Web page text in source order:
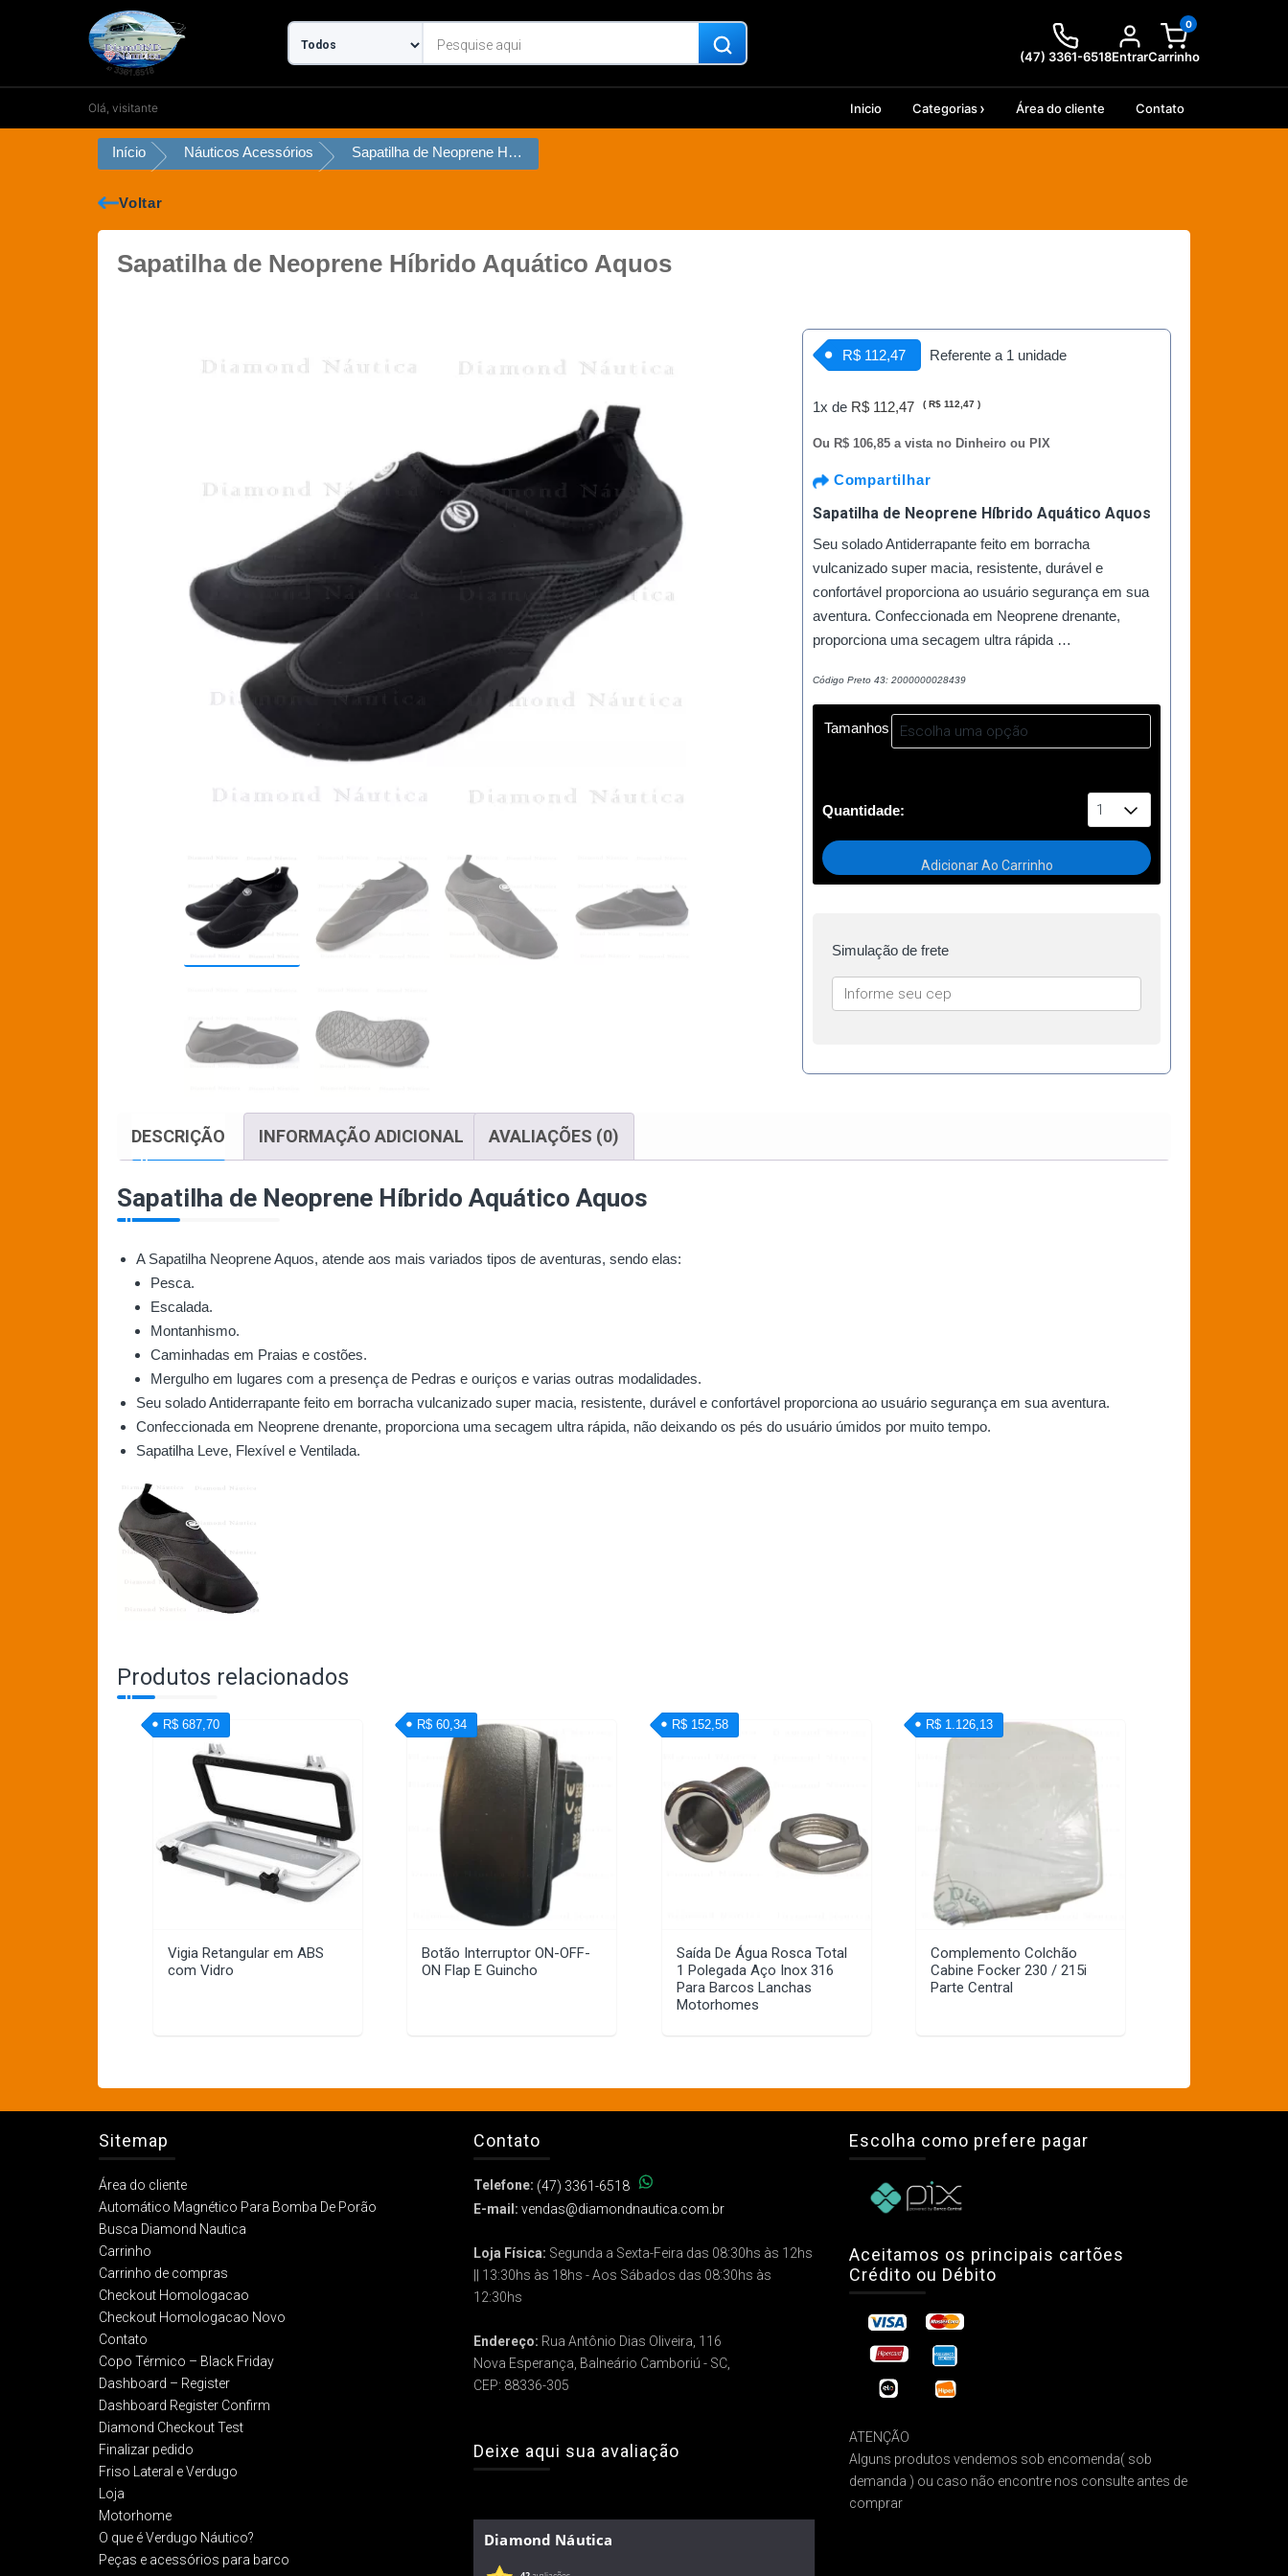
conteúdo
(47) 3361-6518Entrar
0
Carrinho
Olá, visitante Inicio Categorias Área do cliente Contato
Início Náuticos Acessórios Sapatilha de Neoprene Híbrido Aquático Aquos
Voltar
Sapatilha de Neoprene Híbrido Aquático Aquos
R$ 112,47 Referente a 1 unidade
1x de R$ 112,47 ( R$ 112,47 )
Ou R$ 106,85 a vista no Dinheiro ou PIX
Compartilhar
Sapatilha de Neoprene Híbrido Aquático Aquos
Seu solado Antiderrapante feito em borracha
vulcanizado super macia, resistente, durável e
confortável proporciona ao usuário segurança em sua
aventura. Confeccionada em Neoprene drenante,
proporciona uma secagem ultra rápida …
Código Preto 43: 2000000028439
Tamanhos
Quantidade:
Adicionar Ao Carrinho
Simulação de frete
DESCRIÇÃO INFORMAÇÃO ADICIONAL AVALIAÇÕES (0)
Sapatilha de Neoprene Híbrido Aquático Aquos
A Sapatilha Neoprene Aquos, atende aos mais variados tipos de aventuras, sendo elas:
Pesca.
Escalada.
Montanhismo.
Caminhadas em Praias e costões.
Mergulho em lugares com a presença de Pedras e ouriços e varias outras modalidades.
Seu solado Antiderrapante feito em borracha vulcanizado super macia, resistente, durável e confortável proporciona ao usuário segurança em sua aventura.
Confeccionada em Neoprene drenante, proporciona uma secagem ultra rápida, não deixando os pés do usuário úmidos por muito tempo.
Sapatilha Leve, Flexível e Ventilada.
Produtos relacionados
Vigia Retangular em ABS
com Vidro
R$ 687,70
Botão Interruptor ON-OFF-
ON Flap E Guincho
R$ 60,34
Saída De Água Rosca Total
1 Polegada Aço Inox 316
Para Barcos Lanchas
Motorhomes
R$ 152,58
Complemento Colchão
Cabine Focker 230 / 215i
Parte Central
R$ 1.126,13
Sitemap
Área do cliente
Automático Magnético Para Bomba De Porão
Busca Diamond Nautica
Carrinho
Carrinho de compras
Checkout Homologacao
Checkout Homologacao Novo
Contato
Copo Térmico – Black Friday
Dashboard – Register
Dashboard Register Confirm
Diamond Checkout Test
Finalizar pedido
Friso Lateral e Verdugo
Loja
Motorhome
O que é Verdugo Náutico?
Peças e acessórios para barco
Contato
Telefone: (47) 3361-6518
E-mail: vendas@diamondnautica.com.br
Loja Física: Segunda a Sexta-Feira das 08:30hs às 12hs
|| 13:30hs às 18hs - Aos Sábados das 08:30hs às
12:30hs
Endereço: Rua Antônio Dias Oliveira, 116
Nova Esperança, Balneário Camboriú - SC,
CEP: 88336-305
Deixe aqui sua avaliação
Diamond Náutica
Escolha como prefere pagar
Aceitamos os principais cartões
Crédito ou Débito
ATENÇÃO
Alguns produtos vendemos sob encomenda( sob
demanda ) ou caso não encontre nos consulte antes de
comprar